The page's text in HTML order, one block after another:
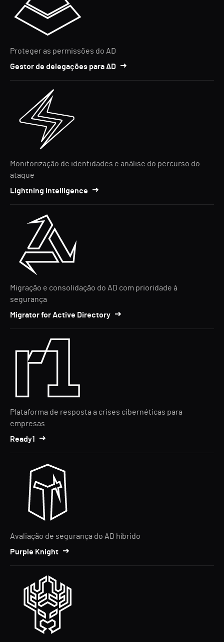
Proteger as permissões do AD
Gestor de delegações para AD
Monitorização de identidades e análise do percurso do
ataque
Lightning Intelligence
Migração e consolidação do AD com prioridade à
segurança
Migrator for Active Directory
Plataforma de resposta a crises cibernéticas para
empresas
Ready1
Avaliação de segurança do AD híbrido
Purple Knight